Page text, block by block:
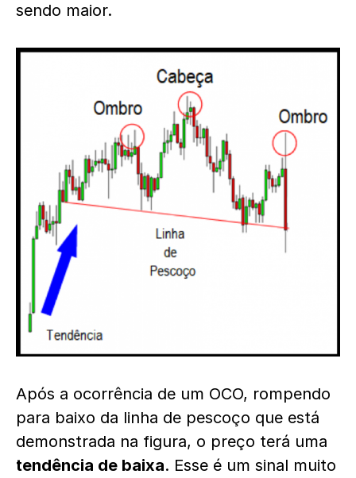
sendo maior.
Após a ocorrência de um OCO, rompendo
para baixo da linha de pescoço que está
demonstrada na figura, o preço terá uma
tendência de baixa. Esse é um sinal muito